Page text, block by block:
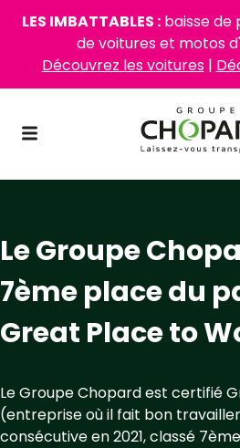
LES IMBATTABLES : baisse de
de voitures et motos
Découvrez les voitures|
Le Groupe
7ème place du
Great Place to
Le Groupe Chopard est certifié
(entreprise où il fait bon
consécutive en 2021, classé